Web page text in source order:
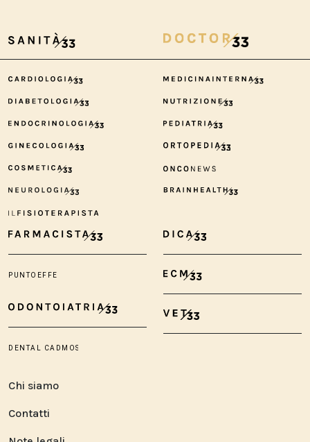
Chi siamo
Contatti